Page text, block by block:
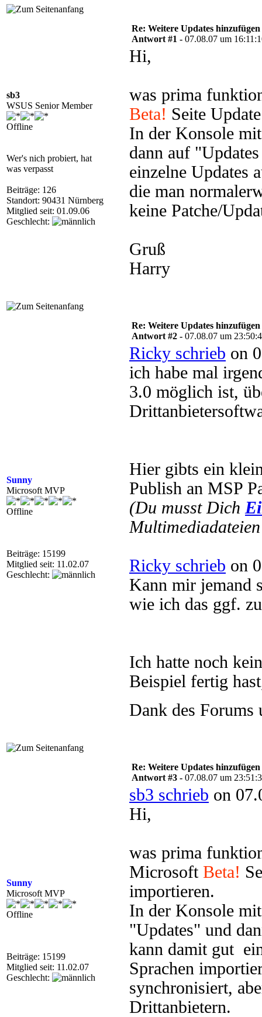
sb3
WSUS Senior Member
Offline
Wer's nich probiert, hat
was verpasst
Beiträge: 126
Standort: 90431 Nürnberg
Mitglied seit: 01.09.06
Geschlecht:
Re: Weitere Updates hinzufügen
Antwort #1 - 07.08.07 um
Hi,
was prima
Beta! Seite
In der Konsole
dann auf
einzelne Updates
die man
keine Patche/
Gruß
Harry
Sunny
Microsoft MVP
Offline
Beiträge: 15199
Mitglied seit: 11.02.07
Geschlecht:
Re: Weitere Updates hinzufügen
Antwort #2 - 07.08.07 um
Ricky schrieb on
ich habe mal
3.0 möglich ist,
Hier gibts ein
Publish an MSP
(Du musst Dich
Ricky schrieb on
Kann mir jemand
wie ich das ggf.
Ich hatte noch
Beispiel fertig
Dank des Forums
Sunny
Microsoft MVP
Offline
Beiträge: 15199
Mitglied seit: 11.02.07
Geschlecht:
Re: Weitere Updates hinzufügen
Antwort #3 - 07.08.07 um
sb3 schrieb on
Hi,
was prima
Microsoft Beta!
importieren.
In der Konsole
"Updates" und
kann damit gut
Sprachen
synchronisiert,
Drittanbietern.